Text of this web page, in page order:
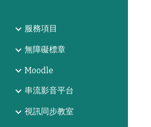
服務項目
無障礙標章
Moodle
串流影音平台
視訊同步教室